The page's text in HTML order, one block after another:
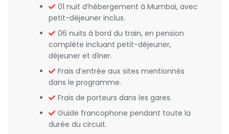
01 nuit d’hébergement à Mumbai, avec
petit-déjeuner inclus.
06 nuits à bord du train, en pension
complète incluant petit-déjeuner,
déjeuner et dîner.
Frais d’entrée aux sites mentionnés
dans le programme.
Frais de porteurs dans les gares.
Guide francophone pendant toute la
durée du circuit.